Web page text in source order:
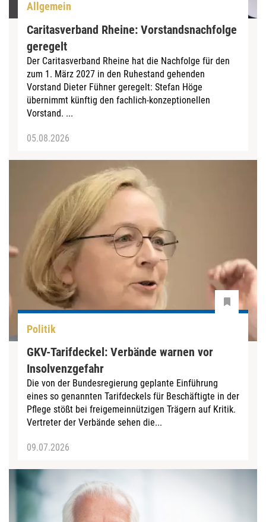
Allgemein
Caritasverband Rheine: Vorstandsnachfolge
geregelt
Der Caritasverband Rheine hat die Nachfolge für den
zum 1. März 2027 in den Ruhestand gehenden
Vorstand Dieter Fühner geregelt: Stefan Höge
übernimmt künftig den fachlich-konzeptionellen
Vorstand. ...
05.08.2026
Politik
GKV-Tarifdeckel: Verbände warnen vor
Insolvenzgefahr
Die von der Bundesregierung geplante Einführung
eines so genannten Tarifdeckels für Beschäftigte in der
Pflege stößt bei freigemeinnützigen Trägern auf Kritik.
Vertreter der Verbände sehen die...
09.07.2026